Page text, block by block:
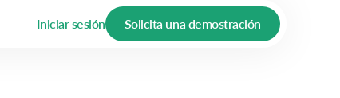
Iniciar sesión Solicita una demostración